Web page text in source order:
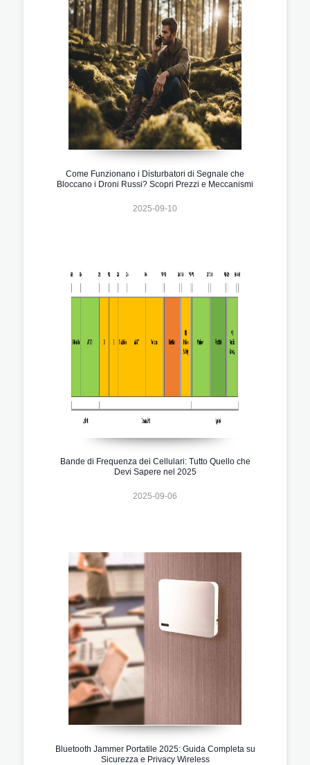
Come Funzionano i Disturbatori di Segnale che
Bloccano i Droni Russi? Scopri Prezzi e Meccanismi
2025-09-10
Bande di Frequenza dei Cellulari: Tutto Quello che
Devi Sapere nel 2025
2025-09-06
Bluetooth Jammer Portatile 2025: Guida Completa su
Sicurezza e Privacy Wireless